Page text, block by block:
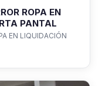
ROPA EN
PANTAL
EN LIQUIDACIÓN